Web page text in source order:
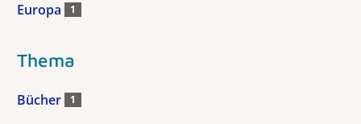
Europa 1
Thema
Bücher 1